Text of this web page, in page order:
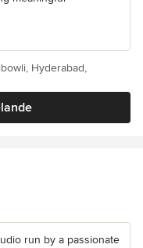
Hyderabad,
run by a passionate